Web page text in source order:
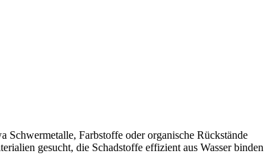
Schwermetalle, Farbstoffe oder organische Rückstände
gesucht, die Schadstoffe effizient aus Wasser binden